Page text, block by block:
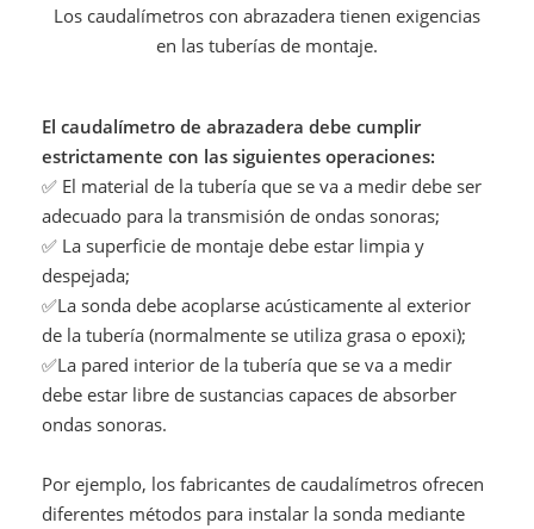
Los caudalímetros con abrazadera tienen exigencias
en las tuberías de montaje.
El caudalímetro de abrazadera debe cumplir
estrictamente con las siguientes operaciones:
✅ El material de la tubería que se va a medir debe ser
adecuado para la transmisión de ondas sonoras;
✅ La superficie de montaje debe estar limpia y
despejada;
✅La sonda debe acoplarse acústicamente al exterior
de la tubería (normalmente se utiliza grasa o epoxi);
✅La pared interior de la tubería que se va a medir
debe estar libre de sustancias capaces de absorber
ondas sonoras.
Por ejemplo, los fabricantes de caudalímetros ofrecen
diferentes métodos para instalar la sonda mediante